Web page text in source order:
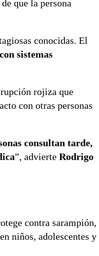
que la persona
conocidas. El
sistemas
rojiza que
con otras personas
consultan tarde,
”, advierte Rodrigo
contra sarampión,
niños, adolescentes y